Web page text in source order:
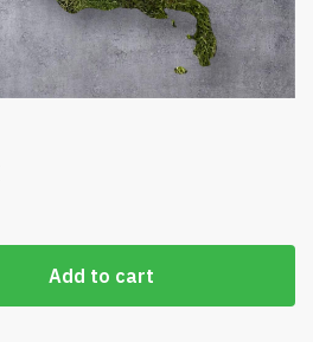
Add to cart